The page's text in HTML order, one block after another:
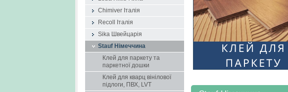
Chimiver Італія
Recoll Італія
Sika Швейцарія
Stauf Німеччина
Клей для паркету та
паркетної дошки
Клей для кварц вінілової
підлоги, ПВХ, LVT